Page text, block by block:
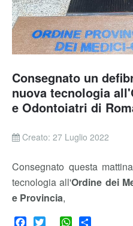
Consegnato un
nuova tecnologia
e Odontoiatri di
Creato: 27 Luglio 2022
Consegnato questa
tecnologia all'Ordine dei
e Provincia,